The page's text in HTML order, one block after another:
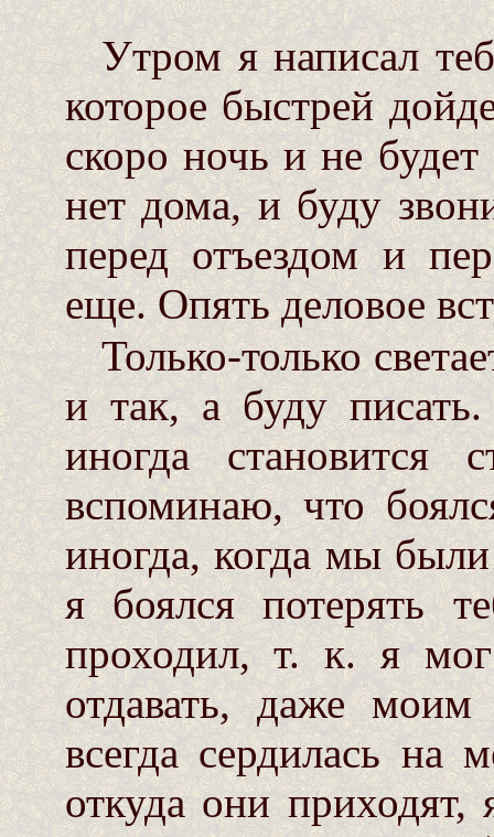
Утром я написал
которое быстрей
скоро ночь и не
нет дома, и буду
перед отъездом и
еще. Опять деловое
Только-только
и так, а буду
иногда
вспоминаю, что
иногда, когда мы
я боялся потерять
проходил, т. к. я
отдавать, даже
всегда сердилась на
откуда они